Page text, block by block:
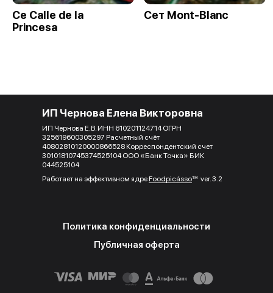
Ce Calle de la
Princesa
Сет Mont-Blanc
ИП Чернова Елена Викторовна
ИП Чернова Е.В. ИНН 610201124714 ОГРН
325619600305297 Расчетный счёт
40802810120000866528 Корреспондентский счет
30101810745374525104 ООО «Банк Точка» БИК
044525104
Работает на эффективном ядреFoodpicássover. 3.2
Политика конфиденциальности
Публичная оферта